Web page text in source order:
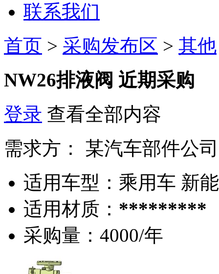
联系我们
首页 > 采购发布区 > 其他
NW26排液阀 近期采购
登录 查看全部内容
需求方：
某汽车部件公司
适用车型： 乘用车 新
适用材质： *********
采购量： 4000/年